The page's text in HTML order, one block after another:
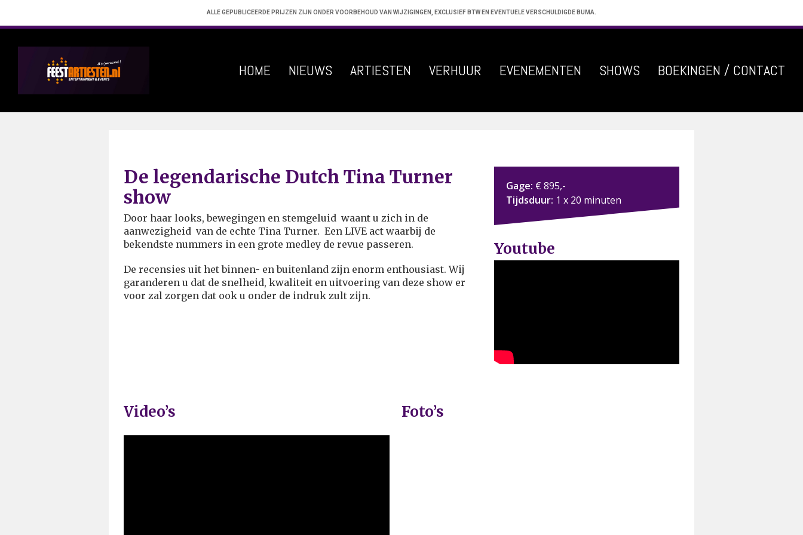
ALLE GEPUBLICEERDE PRIJZEN ZIJN ONDER VOORBEHOUD VAN WIJZIGINGEN, EXCLUSIEF BTW EN EVENTUELE VERSCHULDIGDE BUMA.
HOME NIEUWS ARTIESTEN VERHUUR EVENEMENTEN SHOWS BOEKINGEN / CONTACT
De legendarische Dutch Tina Turner
show
Door haar looks, bewegingen en stemgeluid waant u zich in de
aanwezigheid van de echte Tina Turner. Een LIVE act waarbij de
bekendste nummers in een grote medley de revue passeren.
De recensies uit het binnen- en buitenland zijn enorm enthousiast. Wij
garanderen u dat de snelheid, kwaliteit en uitvoering van deze show er
voor zal zorgen dat ook u onder de indruk zult zijn.
Gage: € 895,-
Tijdsduur: 1 x 20 minuten
Youtube
Video’s Foto’s